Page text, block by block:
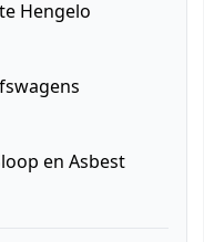
Hengelo
en Asbest